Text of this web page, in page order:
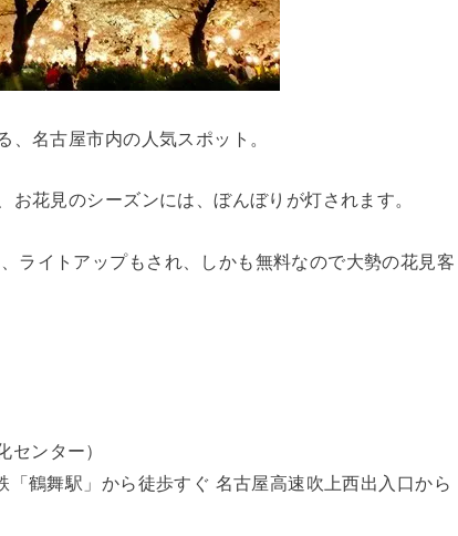
、名古屋市内の人気スポット。
花見のシーズンには、ぼんぼりが灯されます。
ライトアップもされ、しかも無料なので大勢の花見客
センター）
「鶴舞駅」から徒歩すぐ 名古屋高速吹上西出入口から